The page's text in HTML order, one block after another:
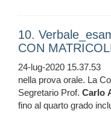
10.
CON
24-lug-2020 15.37.53
nella prova orale. La
Segretario Prof. Carlo
fino al quarto grado